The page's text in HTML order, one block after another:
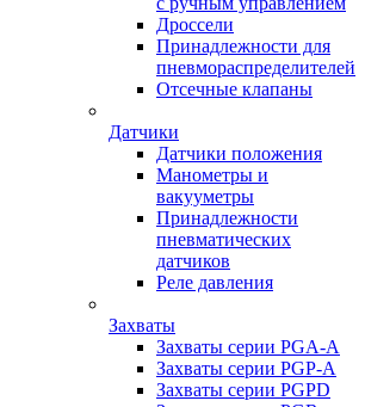
Дроссели
Принадлежности для
пневмораспределителей
Отсечные клапаны
Датчики
Датчики положения
Манометры и
вакууметры
Принадлежности
пневматических
датчиков
Реле давления
Захваты
Захваты серии PGA-A
Захваты серии PGP-A
Захваты серии PGPD